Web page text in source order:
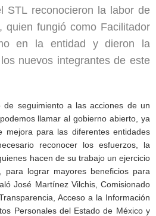
STL reconocieron la labor de
quien fungió como Facilitador
en la entidad y dieron la
nuevos integrantes de este
de seguimiento a las acciones de un
llamar al gobierno abierto, ya
mejora para las diferentes entidades
reconocer los esfuerzos, la
hacen de su trabajo un ejercicio
para lograr mayores beneficios para
José Martínez Vilchis, Comisionado
Acceso a la Información
Personales del Estado de México y